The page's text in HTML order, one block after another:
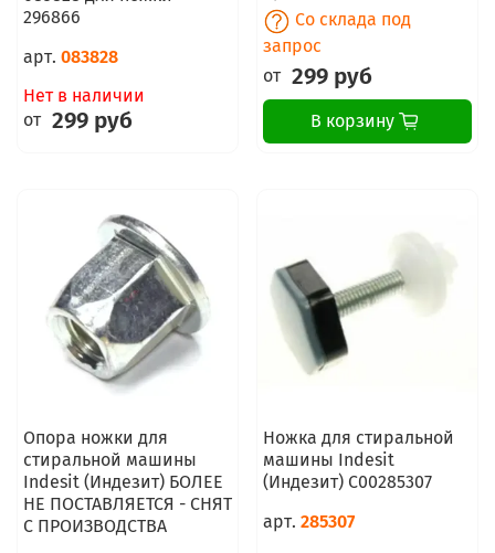
296866
арт. 083828
Нет в наличии
от 299 руб
Со склада под
запрос
от 299 руб
В корзину
Опора ножки для
стиральной машины
Indesit (Индезит) БОЛЕЕ
НЕ ПОСТАВЛЯЕТСЯ - СНЯТ
С ПРОИЗВОДСТВА
Ножка для стиральной
машины Indesit
(Индезит) C00285307
арт. 285307